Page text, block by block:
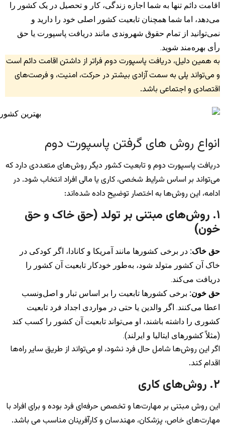
اقامت دائم تنها به شما اجازه زندگی، کار و تحصیل در یک کشور را
می‌دهد، اما شما همچنان تابعیت کشور اصلی خود را دارید و
نمی‌توانید از تمام حقوق شهروندی مانند دریافت پاسپورت یا حق
رأی بهره‌مند شوید.
به همین دلیل، دریافت پاسپورت دوم فراتر از داشتن اقامت دائم است
و می‌تواند پلی به سمت آزادی بیشتر در حرکت، امنیت، و فرصت‌های
اقتصادی و اجتماعی باشد.
انواع روش های گرفتن پاسپورت دوم
دریافت پاسپورت دوم و تابعیت کشور دیگر روش‌های متعددی دارد که
می‌تواند بر اساس شرایط شخصی، کاری یا مالی افراد انتخاب شود. در
ادامه، این روش‌ها به اختصار توضیح داده شده‌اند:
۱. روش‌های مبتنی بر تولد (حق خاک و حق
خون)
حق خاک: در برخی کشورها مانند آمریکا و کانادا، اگر کودکی در
خاک آن کشور متولد شود، به‌طور خودکار تابعیت آن کشور را
دریافت می‌کند.
حق خون: برخی کشورها تابعیت را بر اساس تبار و اصل‌ونسب
اعطا می‌کنند. اگر والدین یا حتی در مواردی اجداد فرد تابعیت
کشوری را داشته باشند، او می‌تواند تابعیت آن کشور را کسب کند
(مثلاً کشورهای ایتالیا و ایرلند).
اگر این روش‌ها شامل حال فرد نشود، او می‌تواند از طریق سایر راه‌ها
اقدام کند.
۲. روش‌های کاری
این روش مبتنی بر مهارت‌ها و تخصص حرفه‌ای فرد بوده و برای افراد با
مهارت‌های خاص، پزشکان، مهندسان و کارآفرینان مناسب می باشد.